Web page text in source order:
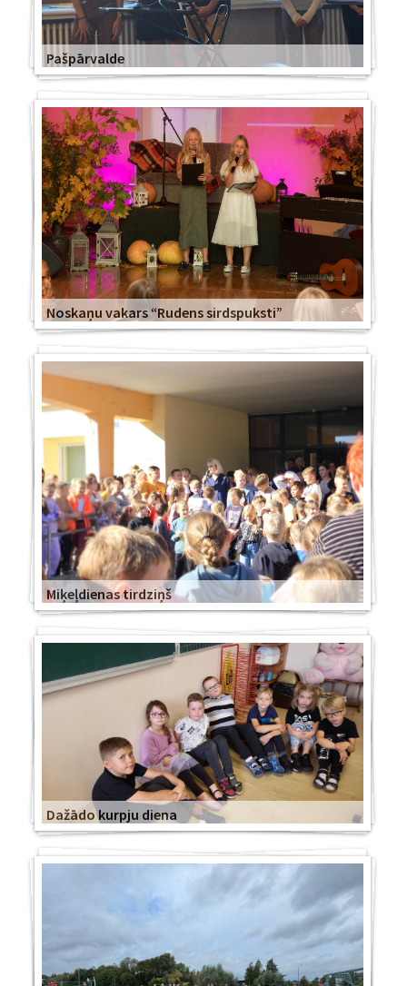
Pašpārvalde
Noskaņu vakars “Rudens sirdspuksti”
Miķeļdienas tirdziņš
Dažādo kurpju diena